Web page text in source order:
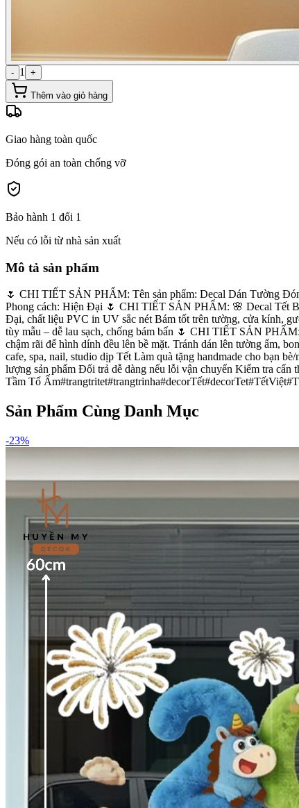
- 1 +
Thêm vào giỏ hàng
Giao hàng toàn quốc
Đóng gói an toàn chống vỡ
Bảo hành 1 đổi 1
Nếu có lỗi từ nhà sản xuất
Mô tả sản phẩm
🌷 CHI TIẾT SẢN PHẨM: Tên sản phẩm: Decal Dán Tường
Phong cách: Hiện Đại 🌷 CHI TIẾT SẢN PHẨM: 🌸 Decal Tết
Đại, chất liệu PVC in UV sắc nét Bám tốt trên tường, cửa kính,
tùy mẫu – dễ lau sạch, chống bám bẩn 🌷 CHI TIẾT SẢN
chậm rãi để hình dính đều lên bề mặt. Tránh dán lên tường ẩm,
cafe, spa, nail, studio dịp Tết Làm quà tặng handmade cho bạn
lượng sản phẩm Đổi trả dễ dàng nếu lỗi vận chuyển Kiểm tra
Tầm Tổ Ấm
Sản Phẩm Cùng Danh Mục
-23%